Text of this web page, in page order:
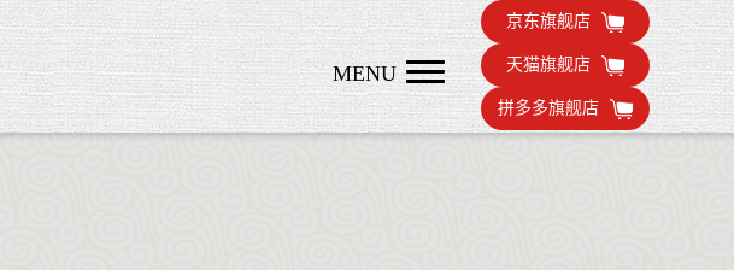
京东旗舰店
天猫旗舰店
拼多多旗舰店
MENU